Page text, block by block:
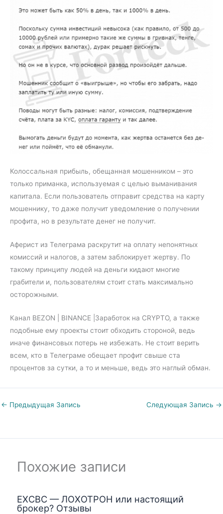
Колоссальная прибыль, обещанная мошенником – это
только приманка, используемая с целью выманивания
капитала. Если пользователь отправит средства на карту
мошеннику, то даже получит уведомление о получении
профита, но в результате денег не получит.
Аферист из Телеграма раскрутит на оплату непонятных
комиссий и налогов, а затем заблокирует жертву. По
такому принципу людей на деньги кидают многие
грабители и, пользователям стоит стать максимально
осторожными.
Канал BEZON | BINANCE |Заработок на CRYPTO, а также
подобные ему проекты стоит обходить стороной, ведь
иначе финансовых потерь не избежать. Не стоит верить
всем, кто в Телеграме обещает профит свыше ста
процентов за сутки, а то и меньше, ведь это наглый обман.
← Предыдущая Запись Следующая Запись →
Похожие записи
EXCBC — ЛОХОТРОН или настоящий
брокер? Отзывы